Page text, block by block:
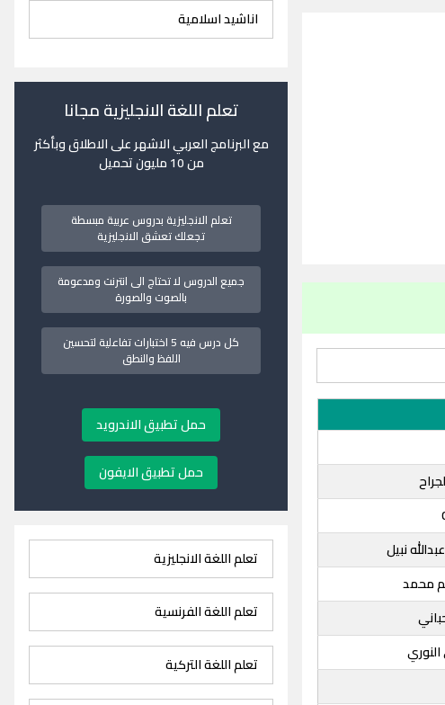
نبيل
محمد
اناشيد اسلامية
تعلم اللغة الانجليزية مجانا
مع البرنامج العربي الاشهر على الاطلاق وبأكثر
من 10 مليون تحميل
تعلم الانجليزية بدروس عربية مبسطة
تجعلك تعشق الانجليزية
جميع الدروس لا تحتاج الى انترنت ومدعومة
بالصوت والصورة
كل درس فيه 5 اختبارات تفاعلية لتحسين
اللفظ والنطق
حمل تطبيق الاندرويد
حمل تطبيق الايفون
تعلم اللغة الانجليزية
تعلم اللغة الفرنسية
تعلم اللغة التركية